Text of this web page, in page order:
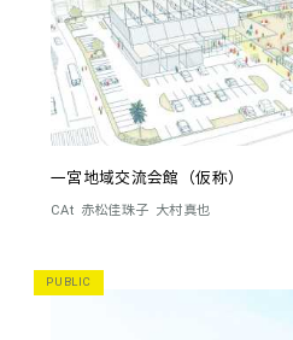
一宮地域交流会館（仮称）
CAt 赤松佳珠子 大村真也
PUBLIC